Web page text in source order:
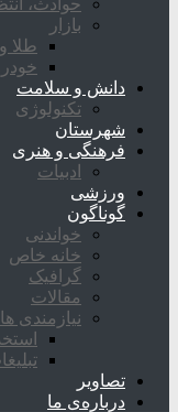
حوادث،
بازار
طلا و
دانش و سلامت
تکنولوژی
شهرستان
فرهنگی و هنری
ادبیات
ورزشی
گوناگون
خواندنی
خانه خاص
گرافیک
مقالات
نیازمندی ها
تصاویر
درباره‌ی ما